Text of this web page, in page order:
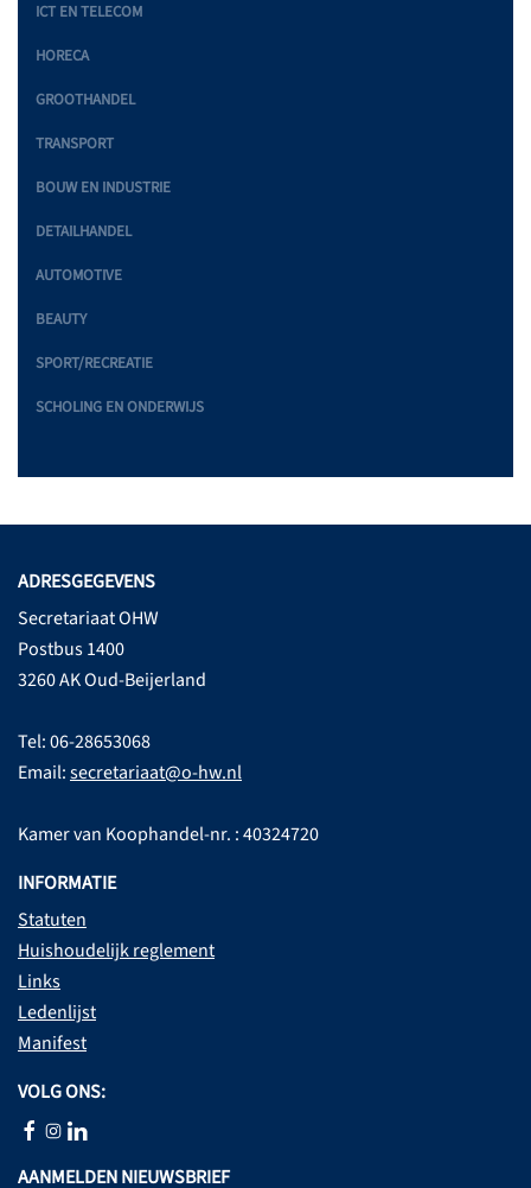
ICT EN TELECOM
HORECA
GROOTHANDEL
TRANSPORT
BOUW EN INDUSTRIE
DETAILHANDEL
AUTOMOTIVE
BEAUTY
SPORT/RECREATIE
SCHOLING EN ONDERWIJS
ADRESGEGEVENS
Secretariaat OHW
Postbus 1400
3260 AK Oud-Beijerland
Tel: 06-28653068
Email:secretariaat@o-hw.nl
Kamer van Koophandel-nr. : 40324720
INFORMATIE
Statuten
Huishoudelijk reglement
Links
Ledenlijst
Manifest
VOLG ONS:
AANMELDEN NIEUWSBRIEF